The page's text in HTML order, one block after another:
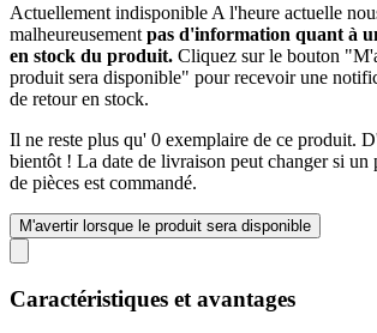
Actuellement indisponible A l'heure actuelle
malheureusement pas d'information quant à
en stock du produit. Cliquez sur le bouton
produit sera disponible" pour recevoir une
de retour en stock.
Il ne reste plus qu' 0 exemplaire de ce produit.
bientôt ! La date de livraison peut changer si un
de pièces est commandé.
M'avertir lorsque le produit sera disponible
Caractéristiques et avantages